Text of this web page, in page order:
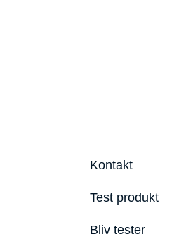
Kontakt
Test produkt
Bliv tester